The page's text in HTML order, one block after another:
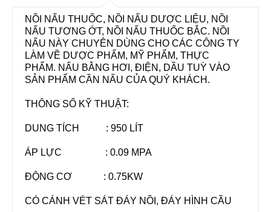
NỒI NẤU THUỐC, NỒI NẤU DƯỢC LIỆU, NỒI
NẤU TƯƠNG ỚT, NỒI NẤU THUỐC BẮC. NỒI
NẤU NÀY CHUYÊN DÙNG CHO CÁC CÔNG TY
LÀM VỀ DƯỢC PHẨM, MỸ PHẨM, THỰC
PHẨM. NẤU BẰNG HƠI, ĐIỆN, DẦU TUỲ VÀO
SẢN PHẨM CẦN NẤU CỦA QUÝ KHÁCH.
THÔNG SỐ KỸ THUẬT:
DUNG TÍCH : 950 LÍT
ÁP LỰC : 0.09 MPA
ĐỘNG CƠ : 0.75KW
CÓ CÁNH VÉT SÁT ĐÁY NỒI, ĐÁY HÌNH CẦU